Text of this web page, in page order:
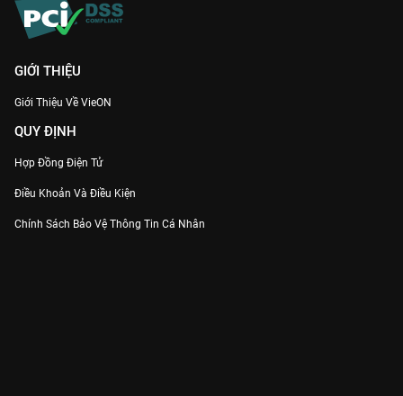
GIỚI THIỆU
Giới Thiệu Về VieON
QUY ĐỊNH
Hợp Đồng Điện Tử
Điều Khoản Và Điều Kiện
Chính Sách Bảo Vệ Thông Tin Cá Nhân